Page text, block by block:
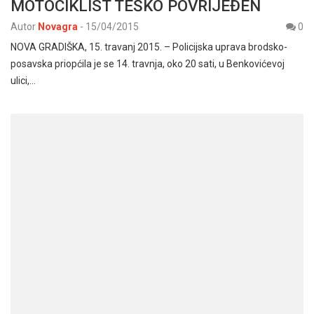
MOTOCIKLIST TEŠKO POVRIJEĐEN
Autor Novagra - 15/04/2015
0
NOVA GRADIŠKA, 15. travanj 2015. – Policijska uprava brodsko-
posavska priopćila je se 14. travnja, oko 20 sati, u Benkovićevoj
ulici,…